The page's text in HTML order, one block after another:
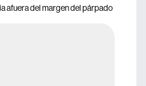
afuera del margen del párpado